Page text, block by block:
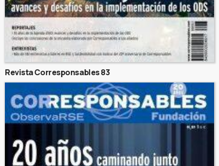
Revista Corresponsables 83